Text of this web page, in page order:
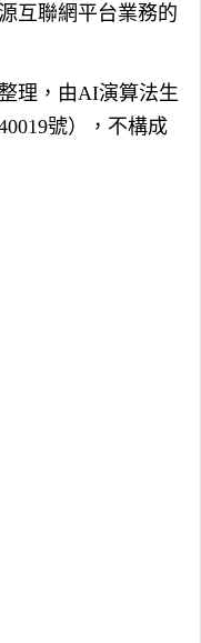
互聯網平台業務的
理，由AI演算法生
號），不構成